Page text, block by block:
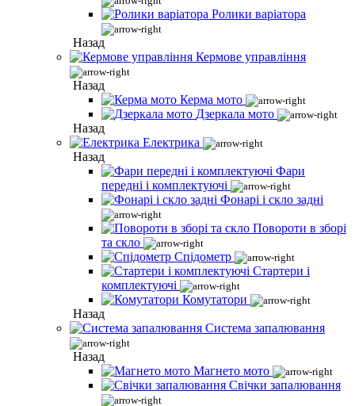
Ролики варіатора
Назад
Кермове управління
Назад
Керма мото
Дзеркала мото
Назад
Електрика
Назад
Фари
передні і комплектуючі
Фонарі і скло задні
Повороти в зборі
та скло
Спідометр
Стартери і
комплектуючі
Комутатори
Назад
Система запалювання
Назад
Магнето мото
Свічки запалювання